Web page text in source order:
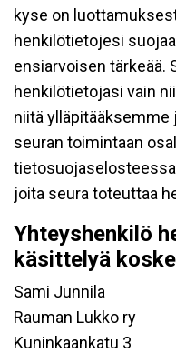
kyse on
henkilötietojesi
ensiarvoisen tärkeää.
henkilötietojasi vain
niitä
seuran toimintaan
joita seura toteuttaa
Yhteyshenkilö
käsittelyä
Sami Junnila
Rauman Lukko ry
Kuninkaankatu 3